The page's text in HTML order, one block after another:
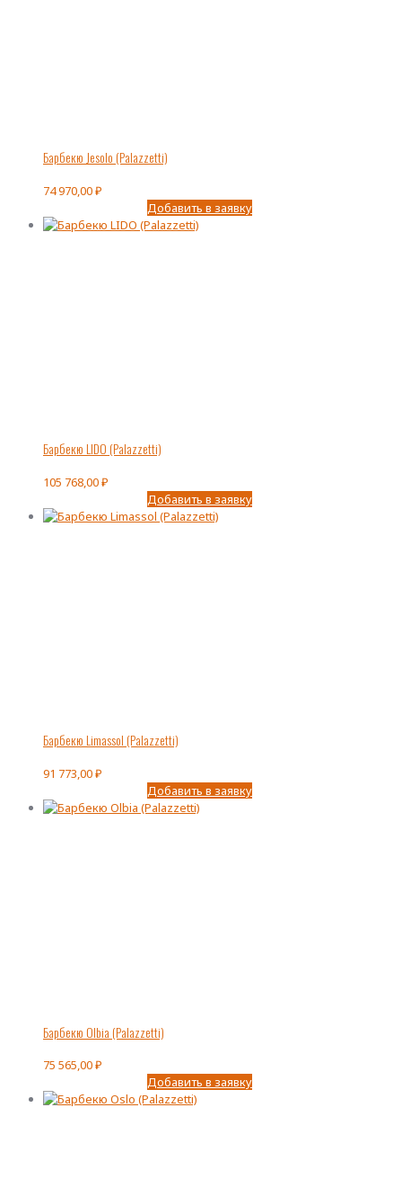
Барбекю Jesolo (Palazzetti)
74 970,00₽
Добавить в заявку
Барбекю LIDO (Palazzetti)
105 768,00₽
Добавить в заявку
Барбекю Limassol (Palazzetti)
91 773,00₽
Добавить в заявку
Барбекю Olbia (Palazzetti)
75 565,00₽
Добавить в заявку